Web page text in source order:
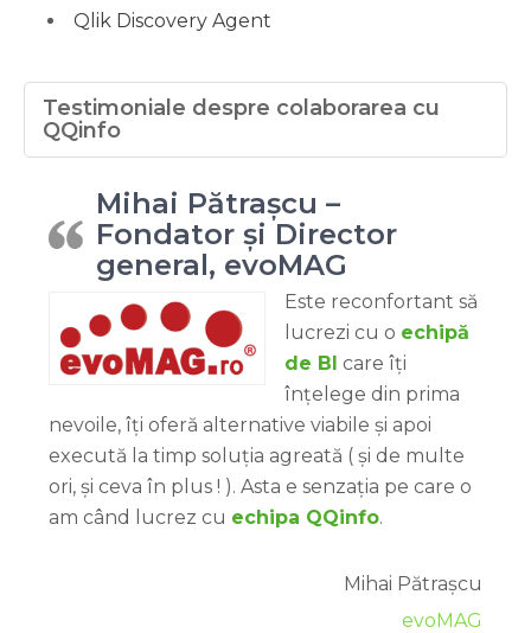
Qlik Discovery Agent
Testimoniale despre colaborarea cu
QQinfo
Mihai Pătrașcu –
Fondator și Director
general, evoMAG
Este reconfortant să
lucrezi cu o echipă
de BI care îți
înțelege din prima
nevoile, îți oferă alternative viabile și apoi
execută la timp soluția agreată ( și de multe
ori, și ceva în plus ! ). Asta e senzația pe care o
am când lucrez cu echipa QQinfo.
Mihai Pătrașcu
evoMAG